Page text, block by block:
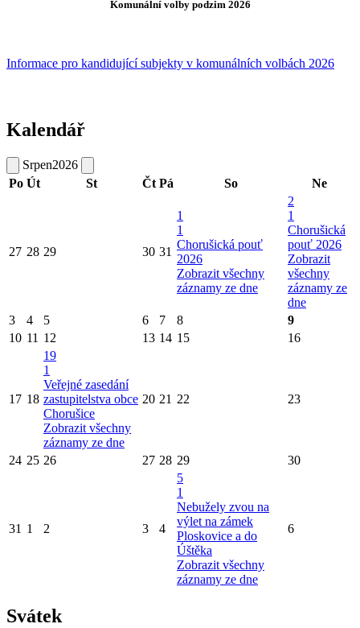
Komunální volby podzim 2026
Informace pro kandidující subjekty v komunálních volbách 2026
Kalendář
Srpen2026
Po Út St Čt Pá So Ne
27 28 29 30 31
1
1
Chorušická pouť
2026
Zobrazit všechny
záznamy ze dne
2
1
Chorušická
pouť 2026
Zobrazit
všechny
záznamy ze
dne
3
4 5 6 7 8
9
10 11 12 13 14 15 16
17 18
19
1
Veřejné zasedání
zastupitelstva obce
Chorušice
Zobrazit všechny
záznamy ze dne
20 21 22 23
24 25 26 27 28 29 30
31 1 2 3 4
5
1
Nebužely zvou na
výlet na zámek
Ploskovice a do
Úštěka
Zobrazit všechny
záznamy ze dne
6
Svátek